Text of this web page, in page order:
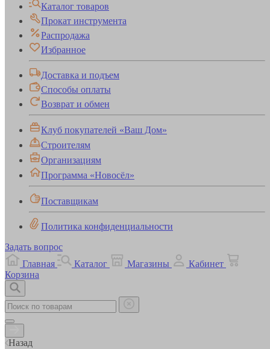
Каталог товаров
Прокат инструмента
Распродажа
Избранное
Доставка и подъем
Способы оплаты
Возврат и обмен
Клуб покупателей «Ваш Дом»
Строителям
Организациям
Программа «Новосёл»
Поставщикам
Политика конфиденциальности
Задать вопрос
Главная
Каталог Магазины
Кабинет
Корзина
Назад